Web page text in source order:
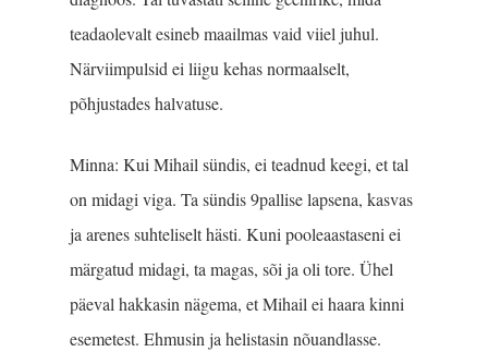
teadaolevalt esineb maailmas vaid viiel juhul.
Närviimpulsid ei liigu kehas normaalselt,
põhjustades halvatuse.
Minna: Kui Mihail sündis, ei teadnud keegi, et tal
on midagi viga. Ta sündis 9pallise lapsena, kasvas
ja arenes suhteliselt hästi. Kuni pooleaastaseni ei
märgatud midagi, ta magas, sõi ja oli tore. Ühel
päeval hakkasin nägema, et Mihail ei haara kinni
esemetest. Ehmusin ja helistasin nõuandlasse.